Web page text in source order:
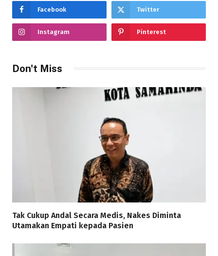
Facebook Twitter
Instagram Pinterest
Don't Miss
Tak Cukup Andal Secara Medis, Nakes Diminta
Utamakan Empati kepada Pasien